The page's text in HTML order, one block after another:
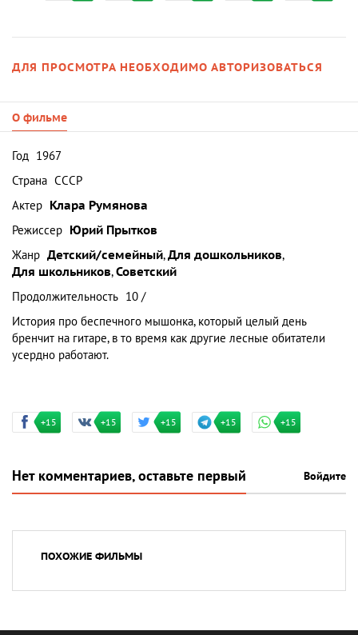
ДЛЯ ПРОСМОТРА НЕОБХОДИМО АВТОРИЗОВАТЬСЯ
О фильме
Год 1967
Страна СССР
Актер Клара Румянова
Режиссер Юрий Прытков
Жанр Детский/семейный,Для дошкольников,
Для школьников,Советский
Продолжительность 10 /
История про беспечного мышонка, который целый день
бренчит на гитаре, в то время как другие лесные обитатели
усердно работают.
+15 +15 +15 +15 +15
Нет комментариев, оставьте первый Войдите
ПОХОЖИЕ ФИЛЬМЫ